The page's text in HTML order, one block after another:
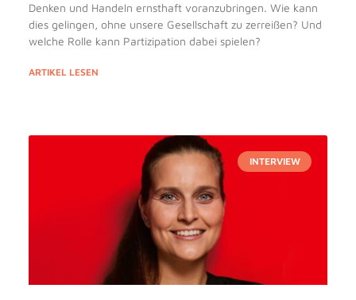
Denken und Handeln ernsthaft voranzubringen. Wie kann
dies gelingen, ohne unsere Gesellschaft zu zerreißen? Und
welche Rolle kann Partizipation dabei spielen?
ARTIKEL LESEN
INTERVIEW